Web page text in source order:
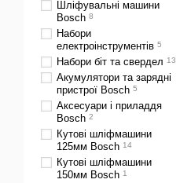
Шліфувальні машини
Bosch 8
Набори
електроінструментів 5
Набори біт та свердел 13
Акумулятори та зарядні
пристрої Bosch 5
Аксесуари і приладдя
Bosch 2
Кутові шліфмашини
125мм Bosch 14
Кутові шліфмашини
150мм Bosch 1